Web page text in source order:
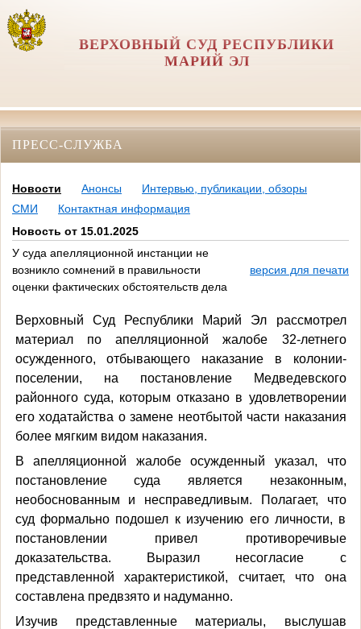
ВЕРХОВНЫЙ СУД РЕСПУБЛИКИ
МАРИЙ ЭЛ
ПРЕСС-СЛУЖБА
Новости Анонсы
Интервью, публикации, обзоры
СМИ
Контактная информация
Новость от 15.01.2025
У суда апелляционной инстанции не
возникло сомнений в правильности
оценки фактических обстоятельств дела
версия для печати
Верховный Суд Республики Марий Эл рассмотрел
материал по апелляционной жалобе 32-летнего
осужденного, отбывающего наказание в колонии-
поселении, на постановление Медведевского
районного суда, которым отказано в удовлетворении
его ходатайства о замене неотбытой части наказания
более мягким видом наказания.
В апелляционной жалобе осужденный указал, что
постановление суда является незаконным,
необоснованным и несправедливым. Полагает, что
суд формально подошел к изучению его личности, в
постановлении привел противоречивые
доказательства. Выразил несогласие с
представленной характеристикой, считает, что она
составлена предвзято и надуманно.
Изучив представленные материалы, выслушав